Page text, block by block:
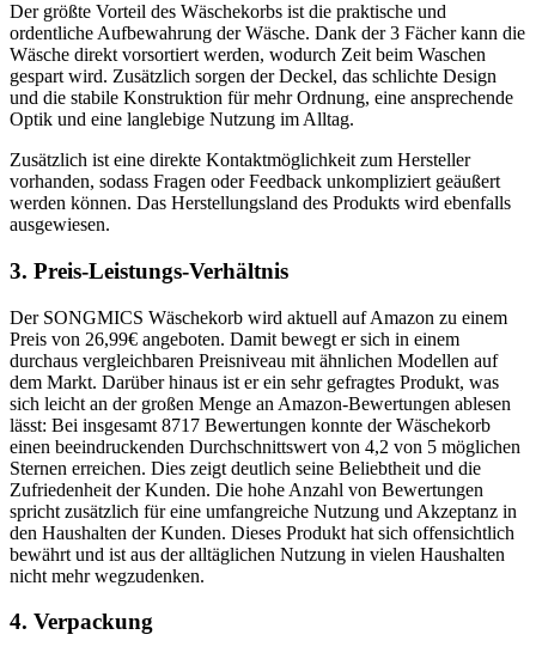
Der größte Vorteil des Wäschekorbs ist die praktische und
ordentliche Aufbewahrung der Wäsche. Dank der 3 Fächer kann die
Wäsche direkt vorsortiert werden, wodurch Zeit beim Waschen
gespart wird. Zusätzlich sorgen der Deckel, das schlichte Design
und die stabile Konstruktion für mehr Ordnung, eine ansprechende
Optik und eine langlebige Nutzung im Alltag.
Zusätzlich ist eine direkte Kontaktmöglichkeit zum Hersteller
vorhanden, sodass Fragen oder Feedback unkompliziert geäußert
werden können. Das Herstellungsland des Produkts wird ebenfalls
ausgewiesen.
3. Preis-Leistungs-Verhältnis
Der SONGMICS Wäschekorb wird aktuell auf Amazon zu einem
Preis von 26,99€ angeboten. Damit bewegt er sich in einem
durchaus vergleichbaren Preisniveau mit ähnlichen Modellen auf
dem Markt. Darüber hinaus ist er ein sehr gefragtes Produkt, was
sich leicht an der großen Menge an Amazon-Bewertungen ablesen
lässt: Bei insgesamt 8717 Bewertungen konnte der Wäschekorb
einen beeindruckenden Durchschnittswert von 4,2 von 5 möglichen
Sternen erreichen. Dies zeigt deutlich seine Beliebtheit und die
Zufriedenheit der Kunden. Die hohe Anzahl von Bewertungen
spricht zusätzlich für eine umfangreiche Nutzung und Akzeptanz in
den Haushalten der Kunden. Dieses Produkt hat sich offensichtlich
bewährt und ist aus der alltäglichen Nutzung in vielen Haushalten
nicht mehr wegzudenken.
4. Verpackung